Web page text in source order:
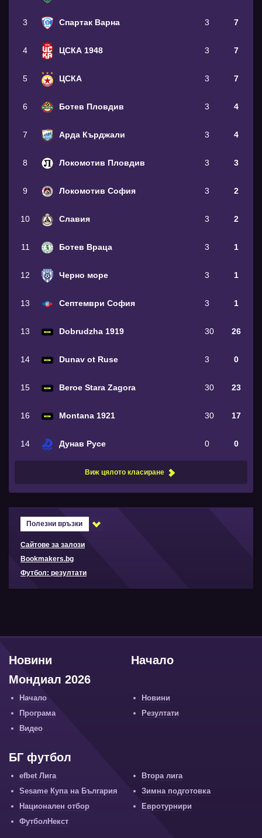
3 Спартак Варна 3 7
4 ЦСКА 1948 3 7
5 ЦСКА 3 7
6 Ботев Пловдив 3 4
7 Арда Кърджали 3 4
8 Локомотив Пловдив 3 3
9 Локомотив София 3 2
10 Славия 3 2
11 Ботев Враца 3 1
12 Черно море 3 1
13 Септември София 3 1
13 Dobrudzha 1919 30 26
14 Dunav ot Ruse 3 0
15 Beroe Stara Zagora 30 23
16 Montana 1921 30 17
14 Дунав Русе 0 0
Виж цялото класиране
Полезни връзки
Сайтове за залози
Bookmakers.bg
Футбол: резултати
Начало
Новини
Мондиал 2026
Начало
Новини
Програма
Резултати
Видео
БГ футбол
efbet Лига
Втора лига
Sesame Купа на България
Зимна подготовка
Национален отбор
Евротурнири
ФутболНекст